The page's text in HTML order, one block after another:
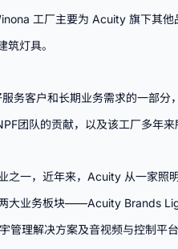
工厂主要为 Acuity 旗下其
灯具。
务客户和长期业务需求的一部
团队的贡献，以及该工厂多年来
一，近年来，Acuity 从一家照
大业务板块——Acuity Brands
管理解决方案及音视频与控制平